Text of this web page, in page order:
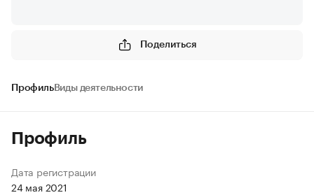
Поделиться
ПрофильВиды деятельности
Профиль
Дата регистрации
24 мая 2021